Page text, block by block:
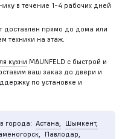
в течение 1-4 рабочих дней
доставлен прямо до дома или
техники на этаж.
кухни MAUNFELD с быстрой и
ваш заказ до двери и
по установке и
города: Астана,
Шымкент,
Павлодар,